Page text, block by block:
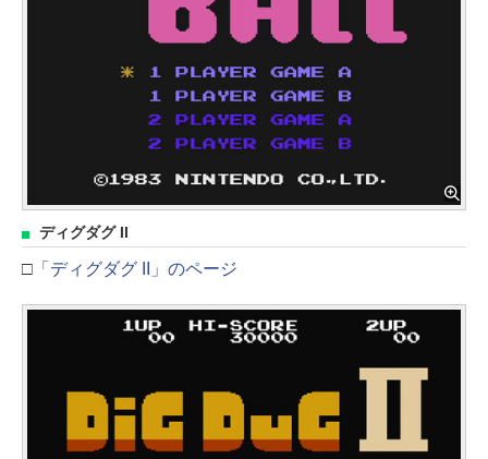
ディグダグ II
□ 「ディグダグ II」のページ